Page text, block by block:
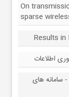
On
sparse
اطلاعات
سامانه های